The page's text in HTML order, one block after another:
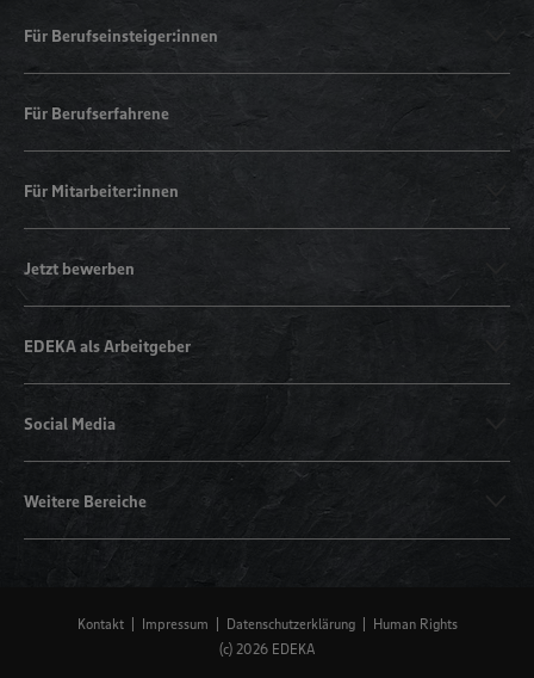
Für Berufseinsteiger:innen
Für Berufserfahrene
Für Mitarbeiter:innen
Jetzt bewerben
EDEKA als Arbeitgeber
Social Media
Weitere Bereiche
Kontakt Impressum Datenschutzerklärung
Human Rights
(c) 2026 EDEKA